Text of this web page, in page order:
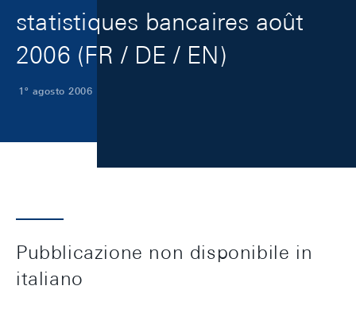
statistiques bancaires août
2006 (FR / DE / EN)
1º agosto 2006
Pubblicazione non disponibile in
italiano